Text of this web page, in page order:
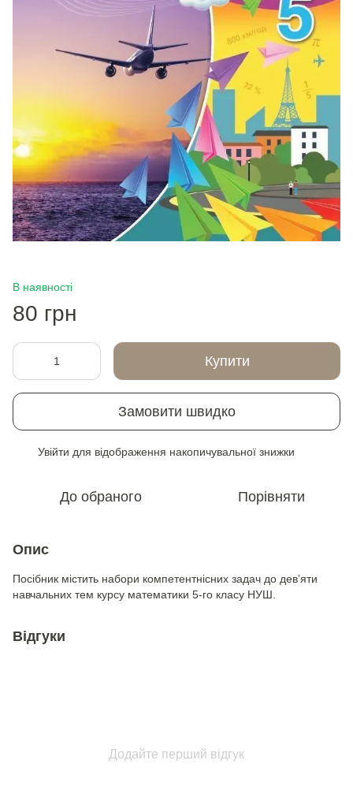
В наявності
80 грн
Купити
Замовити швидко
Увійти для відображення накопичувальної знижки
До обраного Порівняти
Опис
Посібник містить набори компетентнісних задач до дев’яти
навчальних тем курсу математики 5-го класу НУШ.
Відгуки
Додайте перший відгук